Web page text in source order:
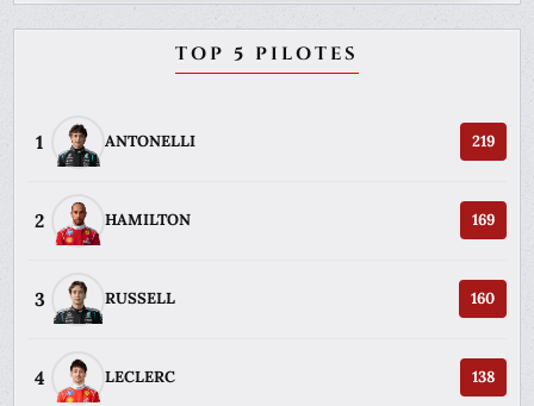
TOP 5 PILOTES
1 ANTONELLI 219
2 HAMILTON 169
3 RUSSELL 160
4 LECLERC 138